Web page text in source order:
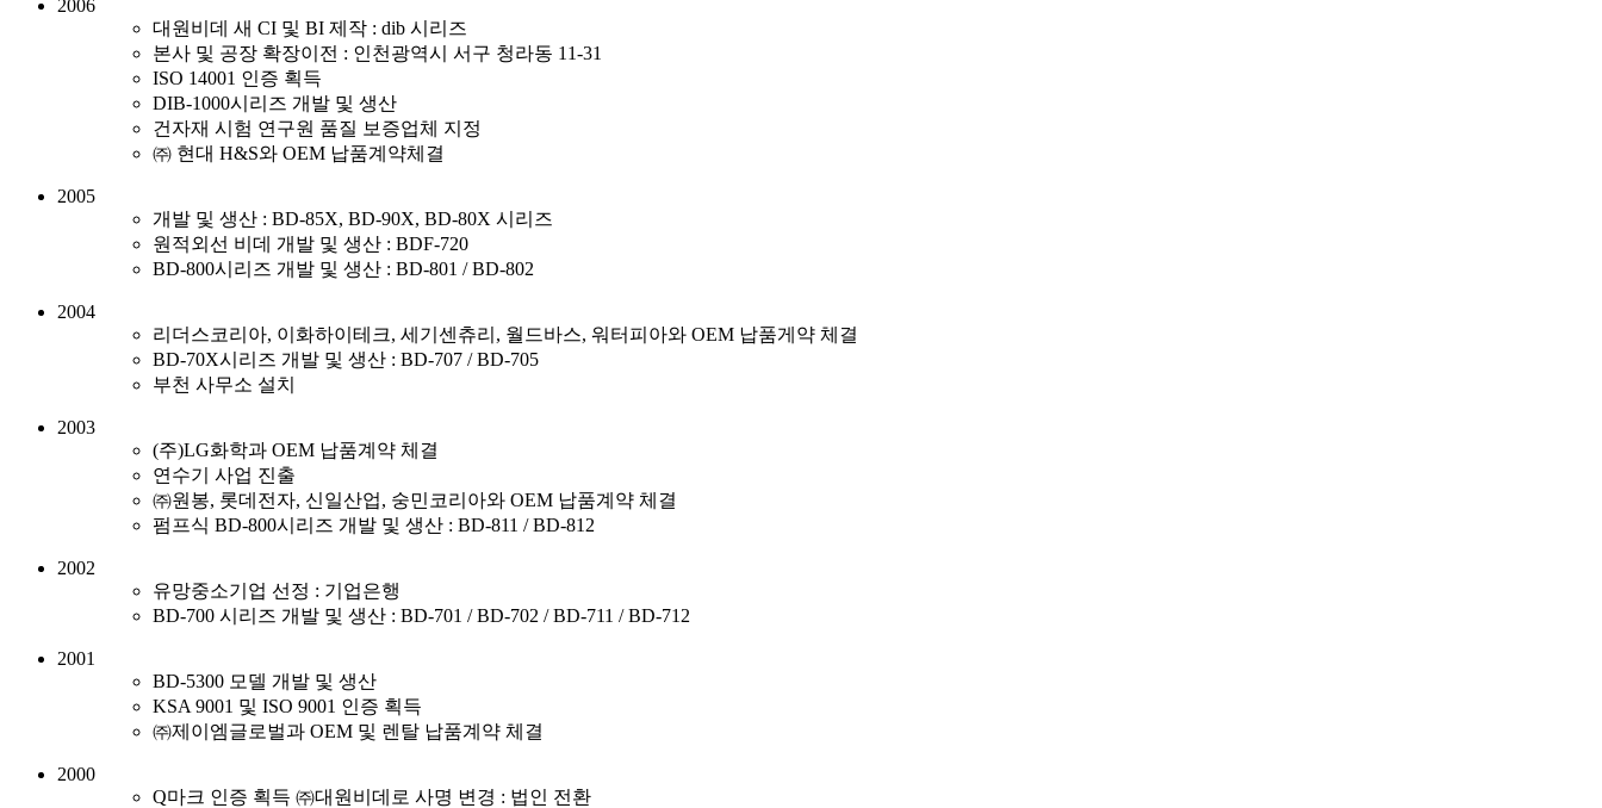
2006
대원비데 새 CI 및 BI 제작 : dib 시리즈
본사 및 공장 확장이전 : 인천광역시 서구 청라동 11-31
ISO 14001 인증 획득
DIB-1000시리즈 개발 및 생산
건자재 시험 연구원 품질 보증업체 지정
㈜ 현대 H&S와 OEM 납품계약체결
2005
개발 및 생산 : BD-85X, BD-90X, BD-80X 시리즈
원적외선 비데 개발 및 생산 : BDF-720
BD-800시리즈 개발 및 생산 : BD-801 / BD-802
2004
리더스코리아, 이화하이테크, 세기센츄리, 월드바스, 워터피아와 OEM 납품게약 체결
BD-70X시리즈 개발 및 생산 : BD-707 / BD-705
부천 사무소 설치
2003
(주)LG화학과 OEM 납품계약 체결
연수기 사업 진출
㈜원봉, 롯데전자, 신일산업, 숭민코리아와 OEM 납품계약 체결
펌프식 BD-800시리즈 개발 및 생산 : BD-811 / BD-812
2002
유망중소기업 선정 : 기업은행
BD-700 시리즈 개발 및 생산 : BD-701 / BD-702 / BD-711 / BD-712
2001
BD-5300 모델 개발 및 생산
KSA 9001 및 ISO 9001 인증 획득
㈜제이엠글로벌과 OEM 및 렌탈 납품계약 체결
2000
Q마크 인증 획득 ㈜대원비데로 사명 변경 : 법인 전환